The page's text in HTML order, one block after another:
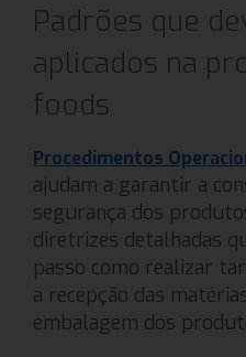
Padrões que
aplicados na
foods
Procedimentos
ajudam a garantir a
segurança dos
diretrizes detalhadas
passo como realizar
a recepção das
embalagem dos